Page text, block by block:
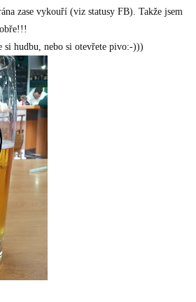
zase vykouří (viz statusy FB). Takže jsem
si hudbu, nebo si otevřete pivo:-)))